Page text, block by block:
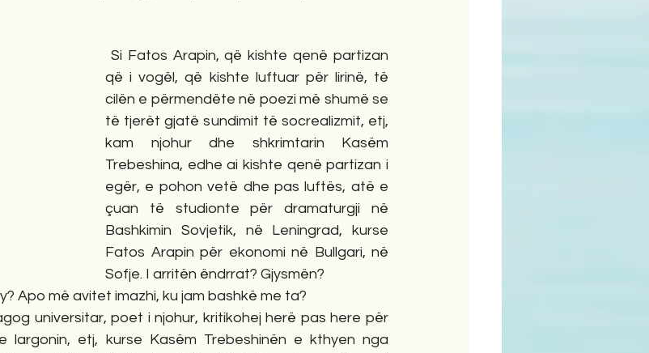
që i vogël, që kishte luftuar për lirinë, të
cilën e përmendëte në poezi më shumë se
të tjerët gjatë sundimit të socrealizmit, etj,
kam njohur dhe shkrimtarin Kasëm
Trebeshina, edhe ai kishte qenë partizan i
egër, e pohon vetë dhe pas luftës, atë e
çuan të studionte për dramaturgji në
Bashkimin Sovjetik, në Leningrad, kurse
Fatos Arapin për ekonomi në Bullgari, në
Sofje. I arritën ëndrrat? Gjysmën?
Apo më avitet imazhi, ku jam bashkë me ta?
largonin, etj, kurse Kasëm Trebeshinën e kthyen nga